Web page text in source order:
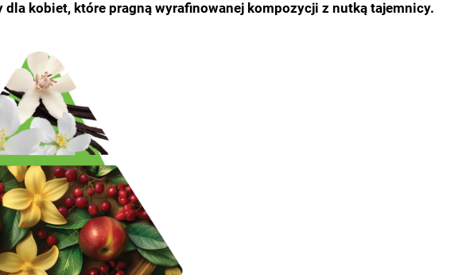
kobiet, które pragną wyrafinowanej kompozycji z nutką tajemnicy.